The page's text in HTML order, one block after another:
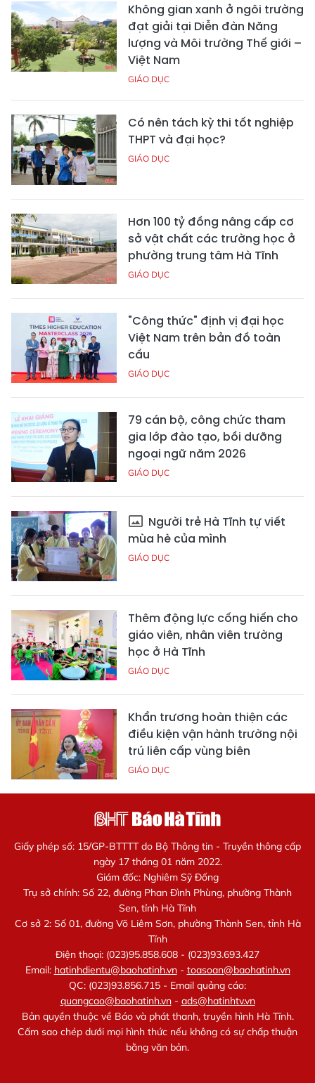
Không gian xanh ở ngôi trường
đạt giải tại Diễn đàn Năng
lượng và Môi trường Thế giới –
Việt Nam
GIÁO DỤC
Có nên tách kỳ thi tốt nghiệp
THPT và đại học?
GIÁO DỤC
Hơn 100 tỷ đồng nâng cấp cơ
sở vật chất các trường học ở
phường trung tâm Hà Tĩnh
GIÁO DỤC
"Công thức" định vị đại học
Việt Nam trên bản đồ toàn
cầu
GIÁO DỤC
79 cán bộ, công chức tham
gia lớp đào tạo, bồi dưỡng
ngoại ngữ năm 2026
GIÁO DỤC
Người trẻ Hà Tĩnh tự viết
mùa hè của mình
GIÁO DỤC
Thêm động lực cống hiến cho
giáo viên, nhân viên trường
học ở Hà Tĩnh
GIÁO DỤC
Khẩn trương hoàn thiện các
điều kiện vận hành trường nội
trú liên cấp vùng biên
GIÁO DỤC
Giấy phép số: 15/GP-BTTTT do Bộ Thông tin - Truyền thông cấp
ngày 17 tháng 01 năm 2022.
Giám đốc: Nghiêm Sỹ Đống
Trụ sở chính: Số 22, đường Phan Đình Phùng, phường Thành
Sen, tỉnh Hà Tĩnh
Cơ sở 2: Số 01, đường Võ Liêm Sơn, phường Thành Sen, tỉnh Hà
Tĩnh
Điện thoại: (023)95.858.608 - (023)93.693.427
Email: hatinhdientu@baohatinh.vn- toasoan@baohatinh.vn
QC: (023)93.856.715 - Email quảng cáo:
quangcao@baohatinh.vn- ads@hatinhtv.vn
Bản quyền thuộc về Báo và phát thanh, truyền hình Hà Tĩnh.
Cấm sao chép dưới mọi hình thức nếu không có sự chấp thuận
bằng văn bản.